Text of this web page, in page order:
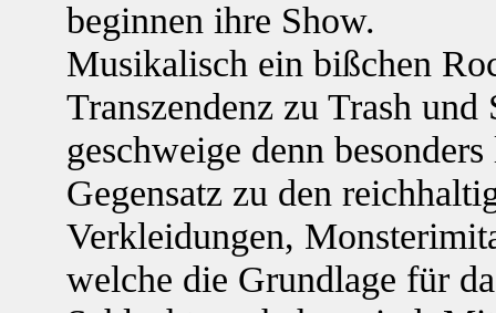
beginnen ihre Show.
Musikalisch ein bißchen
Transzendenz zu Trash
geschweige denn
Gegensatz zu den
Verkleidungen,
welche die Grundlage für